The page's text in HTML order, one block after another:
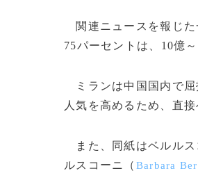
関連ニュースを報じた
75パーセントは、10億
ミランは中国国内で屈
人気を高めるため、直
また、同紙はベルルス
ルスコーニ（ Barbara